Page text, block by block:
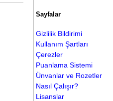
Sayfalar
Gizlilik Bildirimi
Kullanım Şartları
Çerezler
Puanlama Sistemi
Ünvanlar ve Rozetler
Nasıl Çalışır?
Lisanslar